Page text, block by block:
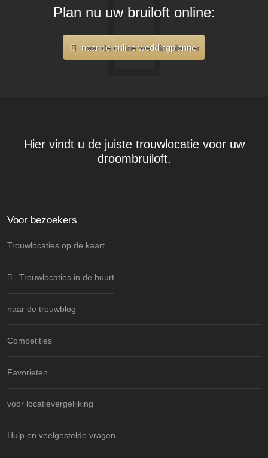
Plan nu uw bruiloft online:
naar de online weddingplanner
Hier vindt u de juiste trouwlocatie voor uw
droombruiloft.
Voor bezoekers
Trouwlocaties op de kaart
Trouwlocaties in de buurt
naar de trouwblog
Competities
Favorieten
voor locatievergelijking
Hulp en veelgestelde vragen